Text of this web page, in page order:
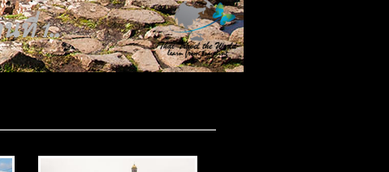
จบ..